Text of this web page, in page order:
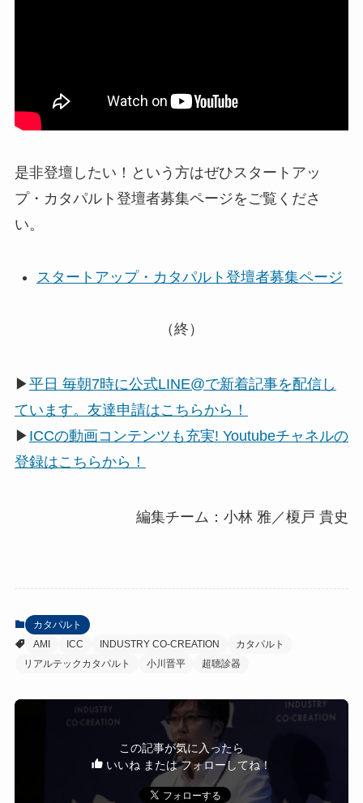
是非登壇したい！という方はぜひスタートアッ
プ・カタパルト登壇者募集ページをご覧くださ
い。
スタートアップ・カタパルト登壇者募集ページ
（終）
▶平日 毎朝7時に公式LINE@で新着記事を配信し
ています。友達申請はこちらから！
▶ ICCの動画コンテンツも充実! Youtubeチャネルの
登録はこちらから！
編集チーム：小林 雅／榎戸 貴史
カタパルト
AMI
ICC INDUSTRY CO-CREATION
カタパルト
リアルテックカタパルト
小川晋平 超聴診器
この記事が気に入ったら
いいね または フォローしてね！